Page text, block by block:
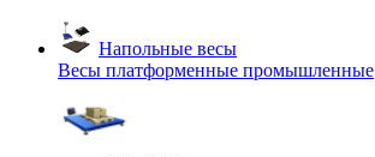
Напольные весы
Весы платформенные промышленные